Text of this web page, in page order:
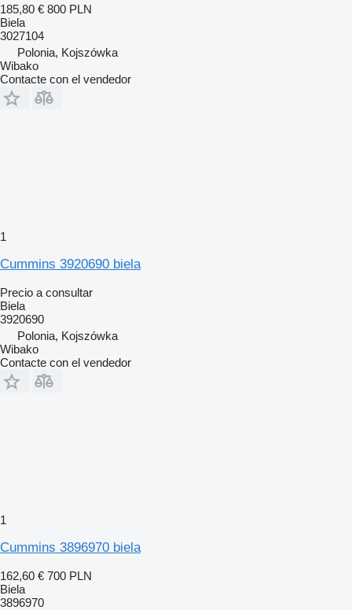
185,80 € 800 PLN
Biela
3027104
Polonia, Kojszówka
Wibako
Contacte con el vendedor
1
Cummins 3920690 biela
Precio a consultar
Biela
3920690
Polonia, Kojszówka
Wibako
Contacte con el vendedor
1
Cummins 3896970 biela
162,60 € 700 PLN
Biela
3896970